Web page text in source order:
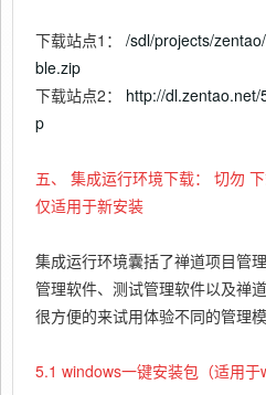
下载站点1： /sdl/projects/
ble.zip
下载站点2： http://
p
五、 集成运行环境下载： 切勿
仅适用于新安装
集成运行环境囊括了禅道项目管
管理软件、测试管理软件以及禅
很方便的来试用体验不同的管理模
5.1 windows一键安装包（适用于